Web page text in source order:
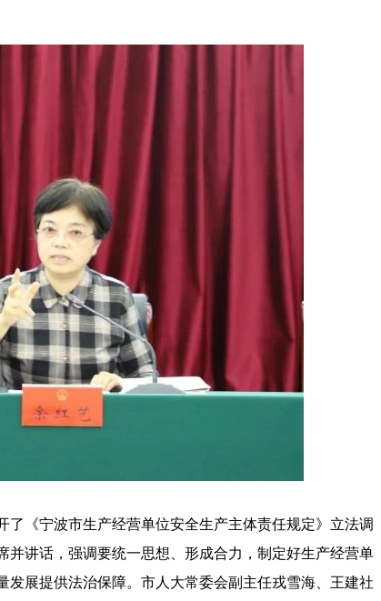
《宁波市生产经营单位安全生产主体责任规定》立法调
并讲话，强调要统一思想、形成合力，制定好生产经营单
发展提供法治保障。市人大常委会副主任戎雪海、王建社